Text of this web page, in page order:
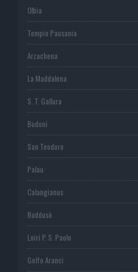
Olbia
Tempio Pausania
Arzachena
La Maddalena
S. T. Gallura
Budoni
San Teodoro
Palau
Calangianus
Buddusò
Loiri P. S. Paolo
Golfo Aranci